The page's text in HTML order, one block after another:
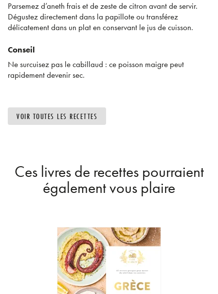
Parsemez d’aneth frais et de zeste de citron avant de servir.
Dégustez directement dans la papillote ou transférez
délicatement dans un plat en conservant le jus de cuisson.
Conseil
Ne surcuisez pas le cabillaud : ce poisson maigre peut
rapidement devenir sec.
VOIR TOUTES LES RECETTES
Ces livres de recettes pourraient
également vous plaire